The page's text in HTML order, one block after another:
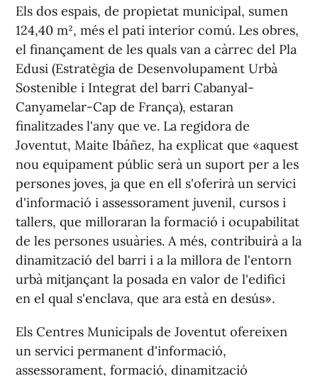
Els dos espais, de propietat municipal, sumen
124,40 m², més el pati interior comú. Les obres,
el finançament de les quals van a càrrec del Pla
Edusi (Estratègia de Desenvolupament Urbà
Sostenible i Integrat del barri Cabanyal-
Canyamelar-Cap de França), estaran
finalitzades l'any que ve. La regidora de
Joventut, Maite Ibáñez, ha explicat que «aquest
nou equipament públic serà un suport per a les
persones joves, ja que en ell s'oferirà un servici
d'informació i assessorament juvenil, cursos i
tallers, que milloraran la formació i ocupabilitat
de les persones usuàries. A més, contribuirà a la
dinamització del barri i a la millora de l'entorn
urbà mitjançant la posada en valor de l'edifici
en el qual s'enclava, que ara està en desús».
Els Centres Municipals de Joventut ofereixen
un servici permanent d'informació,
assessorament, formació, dinamització